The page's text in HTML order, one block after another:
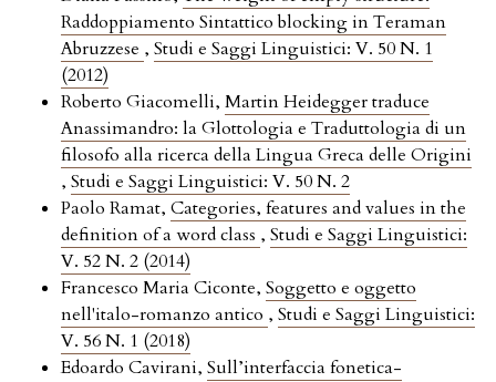
Raddoppiamento Sintattico blocking in Teraman
Abruzzese , Studi e Saggi Linguistici: V. 50 N. 1
(2012)
Roberto Giacomelli, Martin Heidegger traduce
Anassimandro: la Glottologia e Traduttologia di un
filosofo alla ricerca della Lingua Greca delle Origini
, Studi e Saggi Linguistici: V. 50 N. 2
Paolo Ramat, Categories, features and values in the
definition of a word class , Studi e Saggi Linguistici:
V. 52 N. 2 (2014)
Francesco Maria Ciconte, Soggetto e oggetto
nell'italo-romanzo antico , Studi e Saggi Linguistici:
V. 56 N. 1 (2018)
Edoardo Cavirani, Sull’interfaccia fonetica-